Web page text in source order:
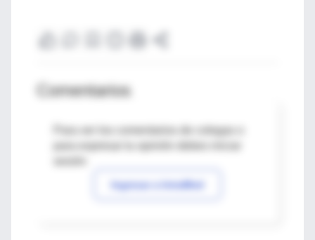
Comentarios
Para ver los comentarios de colegas o
Ingresar a IntraMed